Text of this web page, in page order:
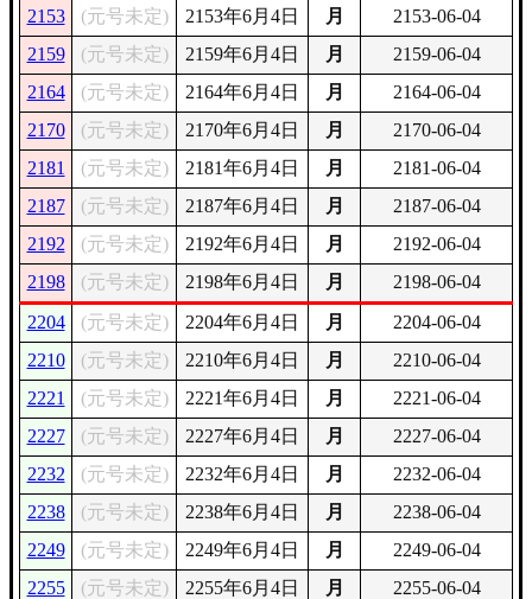
2153
(元号未定) 2153年6月4日 月
2153-06-04
2159
(元号未定) 2159年6月4日 月
2159-06-04
2164
(元号未定) 2164年6月4日 月
2164-06-04
2170
(元号未定) 2170年6月4日 月
2170-06-04
2181
(元号未定) 2181年6月4日 月
2181-06-04
2187
(元号未定) 2187年6月4日 月
2187-06-04
2192
(元号未定) 2192年6月4日 月
2192-06-04
2198
(元号未定) 2198年6月4日 月
2198-06-04
2204
(元号未定) 2204年6月4日 月
2204-06-04
2210
(元号未定) 2210年6月4日 月
2210-06-04
2221
(元号未定) 2221年6月4日 月
2221-06-04
2227
(元号未定) 2227年6月4日 月
2227-06-04
2232
(元号未定) 2232年6月4日 月
2232-06-04
2238
(元号未定) 2238年6月4日 月
2238-06-04
2249
(元号未定) 2249年6月4日 月
2249-06-04
2255
(元号未定) 2255年6月4日 月
2255-06-04